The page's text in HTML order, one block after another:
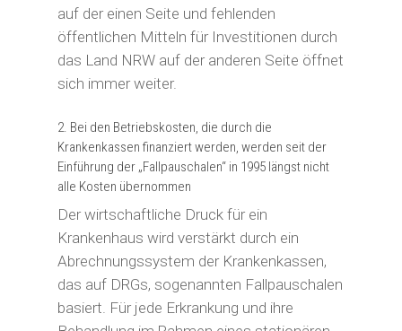
auf der einen Seite und fehlenden
öffentlichen Mitteln für Investitionen durch
das Land NRW auf der anderen Seite öffnet
sich immer weiter.
2. Bei den Betriebskosten, die durch die
Krankenkassen finanziert werden, werden seit der
Einführung der „Fallpauschalen“ in 1995 längst nicht
alle Kosten übernommen
Der wirtschaftliche Druck für ein
Krankenhaus wird verstärkt durch ein
Abrechnungssystem der Krankenkassen,
das auf DRGs, sogenannten Fallpauschalen
basiert. Für jede Erkrankung und ihre